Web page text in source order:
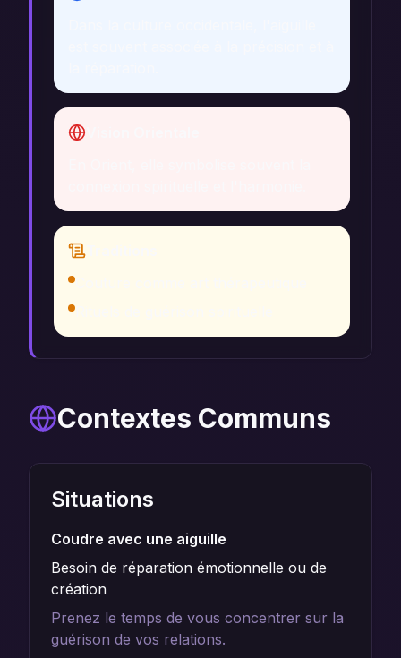
Contextes Communs
Situations
Coudre avec une aiguille
Besoin de réparation émotionnelle ou de
création
Prenez le temps de vous concentrer sur la
guérison de vos relations.